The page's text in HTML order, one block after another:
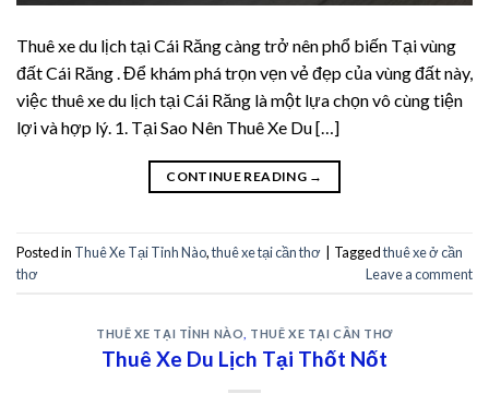
panel
panel
panel
Thuê xe du lịch tại Cái Răng càng trở nên phổ biến Tại vùng
đất Cái Răng . Để khám phá trọn vẹn vẻ đẹp của vùng đất này,
việc thuê xe du lịch tại Cái Răng là một lựa chọn vô cùng tiện
lợi và hợp lý. 1. Tại Sao Nên Thuê Xe Du […]
CONTINUE READING →
Posted in Thuê Xe Tại Tỉnh Nào,thuê xe tại cần thơ | Taggedthuê xe ở cần
thơ
Leave a comment
THUÊ XE TẠI TỈNH NÀO THUÊ XE TẠI CẦN THƠ
Thuê Xe Du Lịch Tại Thốt Nốt